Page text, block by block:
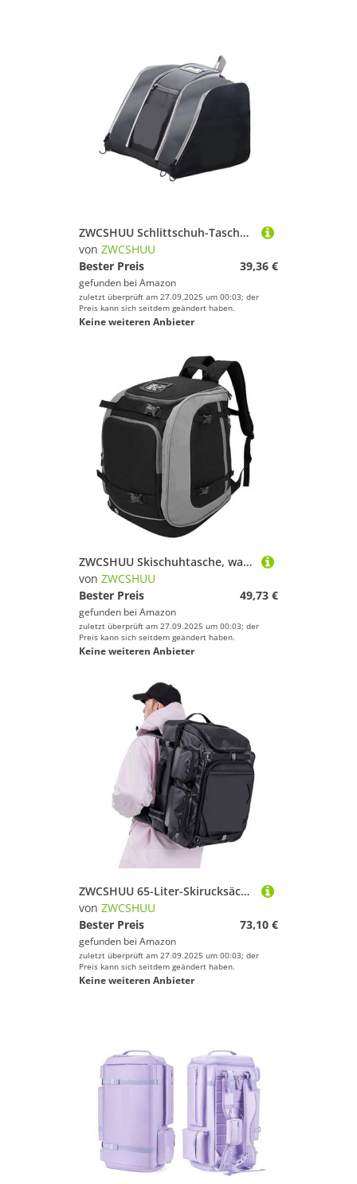
ZWCSHUU Schlittschuh-Tasche, Verstellbarer Schultergurt, Rollschuh tragbare Multifunktions-Rucksack, Schlittschuhe Skistiefel Rucksack(Black)
von ZWCSHUU
Bester Preis
39,36 €
gefunden bei Amazon
zuletzt überprüft am 27.09.2025 um 00:03; der
Preis kann sich seitdem geändert haben.
Keine weiteren Anbieter
ZWCSHUU Skischuhtasche, wasserdichter Skischuh-Reiserucksack, All-in-One-Skitasche for Skihelme, Brillen, Handschuhe, Skizubehör Skistiefel Rucksack(Bag A 65L)
von ZWCSHUU
Bester Preis
49,73 €
gefunden bei Amazon
zuletzt überprüft am 27.09.2025 um 00:03; der
Preis kann sich seitdem geändert haben.
Keine weiteren Anbieter
ZWCSHUU 65-Liter-Skirucksäcke-Tasche for Aufbewahren von Skischuhen, Helmen, for Aufhängen Skiern oder Snowboards, Nass- und Trockentrennung Skistiefel Rucksack(TPU textrue Black)
von ZWCSHUU
Bester Preis
73,10 €
gefunden bei Amazon
zuletzt überprüft am 27.09.2025 um 00:03; der
Preis kann sich seitdem geändert haben.
Keine weiteren Anbieter